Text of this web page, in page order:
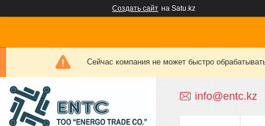
Создать сайт на Satu.kz
Сейчас компания не может быстро
info@entc.kz